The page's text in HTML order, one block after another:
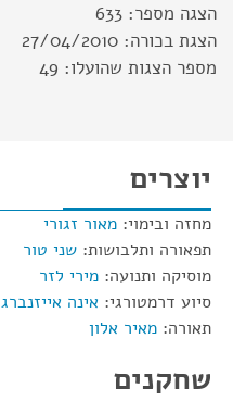
הצגה מספר: 633
הצגת בכורה: 27/04/2010
מספר הצגות שהועלו: 49
יוצרים
מחזה ובימוי: מאור זגורי
תפאורה ותלבושות: שני טור
מוסיקה ותנועה: מירי לזר
סיוע דרמטורגי: אינה אייזנברג
תאורה: מאיר אלון
שחקנים